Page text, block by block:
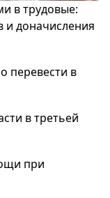
в трудовые:
и доначисления
перевести в
в третьей
при